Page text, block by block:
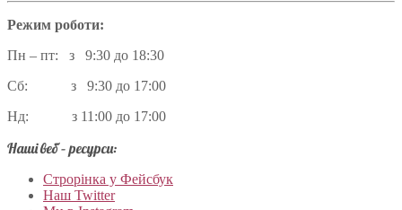
Режим роботи:
Пн – пт: з 9:30 до 18:30
Сб: з 9:30 до 17:00
Нд: з 11:00 до 17:00
Наші веб – ресурси:
Строрінка у Фейсбук
Наш Twitter